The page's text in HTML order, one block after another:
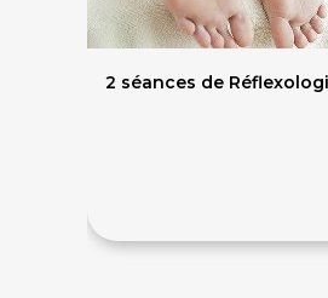
2 séances de